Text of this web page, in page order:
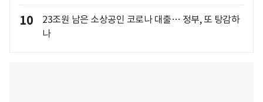
10
23조원 남은 소상공인 코로나 대출… 정부, 또 탕감하
나